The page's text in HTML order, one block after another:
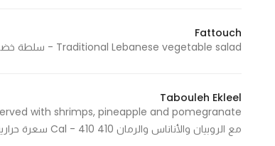
Fattouch
Traditional Lebanese vegetable salad - سلطة خضار لبنانية تقليدية 300 Cal - 300 سعرة حرارية
Tabouleh Ekleel
مع الروبيان والأناناس والرمان 410 Cal - 410 سعرة حرارية
functionality
based on
how the
website is